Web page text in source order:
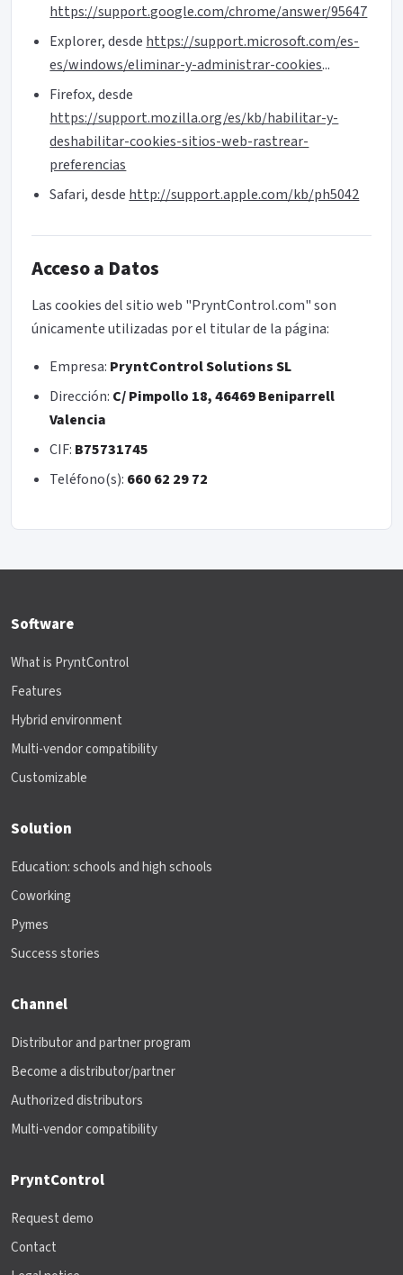
https://support.google.com/chrome/answer/95647
Explorer, desde https://support.microsoft.com/es-
es/windows/eliminar-y-administrar-cookies...
Firefox, desde
https://support.mozilla.org/es/kb/habilitar-y-
deshabilitar-cookies-sitios-web-rastrear-
preferencias
Safari, desde http://support.apple.com/kb/ph5042
Acceso a Datos
Las cookies del sitio web "PryntControl.com" son
únicamente utilizadas por el titular de la página:
Empresa: PryntControl Solutions SL
Dirección: C/ Pimpollo 18, 46469 Beniparrell
Valencia
CIF: B75731745
Teléfono(s): 660 62 29 72
Software
What is PryntControl
Features
Hybrid environment
Multi-vendor compatibility
Customizable
Solution
Education: schools and high schools
Coworking
Pymes
Success stories
Channel
Distributor and partner program
Become a distributor/partner
Authorized distributors
Multi-vendor compatibility
PryntControl
Request demo
Contact